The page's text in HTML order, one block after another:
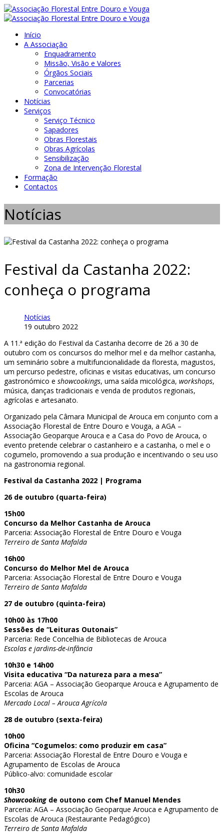
Início
A Associação
Enquadramento
Missão, Visão e Valores
Órgãos Sociais
Parcerias
Convocatórias
Notícias
Serviços
Serviço Técnico
Sapadores
Obras Florestais
Obras Agrícolas
Sensibilização
Zona de Intervenção Florestal
Formação
Contactos
Notícias
Festival da Castanha 2022:
conheça o programa
Notícias
19 outubro 2022
A 11.ª edição do Festival da Castanha decorre de 26 a 30 de
outubro com os concursos do melhor mel e da melhor castanha,
um seminário sobre a multifuncionalidade da floresta, magustos,
um percurso pedestre, oficinas e visitas educativas, um concurso
gastronómico e showcookings, uma saída micológica, workshops,
música, danças tradicionais e venda de produtos regionais,
agrícolas e artesanato.
Organizado pela Câmara Municipal de Arouca em conjunto com a
Associação Florestal de Entre Douro e Vouga, a AGA –
Associação Geoparque Arouca e a Casa do Povo de Arouca, o
evento pretende celebrar o castanheiro e a castanha, o mel e o
cogumelo, promovendo a sua produção e incentivando o seu uso
na gastronomia regional.
Festival da Castanha 2022 | Programa
26 de outubro (quarta-feira)
15h00
Concurso da Melhor Castanha de Arouca
Parceria: Associação Florestal de Entre Douro e Vouga
Terreiro de Santa Mafalda
16h00
Concurso do Melhor Mel de Arouca
Parceria: Associação Florestal de Entre Douro e Vouga
Terreiro de Santa Mafalda
27 de outubro (quinta-feira)
10h00 às 17h00
Sessões de “Leituras Outonais”
Parceria: Rede Concelhia de Bibliotecas de Arouca
Escolas e jardins-de-infância
10h30 e 14h00
Visita educativa “Da natureza para a mesa”
Parceria: AGA – Associação Geoparque Arouca e Agrupamento de
Escolas de Arouca
Mercado Local – Arouca Agrícola
28 de outubro (sexta-feira)
10h00
Oficina “Cogumelos: como produzir em casa”
Parceria: Associação Florestal de Entre Douro e Vouga e
Agrupamento de Escolas de Arouca
Público-alvo: comunidade escolar
10h30
Showcooking de outono com Chef Manuel Mendes
Parceria: AGA – Associação Geoparque Arouca e Agrupamento de
Escolas de Arouca (Restaurante Pedagógico)
Terreiro de Santa Mafalda